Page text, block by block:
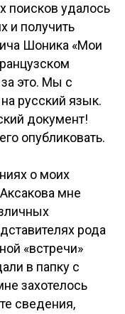
поисков удалось
и получить
Шоника «Мои
это. Мы с
русский язык.
документ!
опубликовать.
о моих
мне
рода
«встречи»
в папку с
захотелось
сведения,